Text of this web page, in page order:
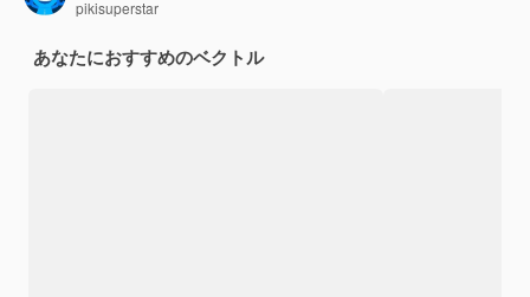
pikisuperstar
あなたにおすすめのベクトル